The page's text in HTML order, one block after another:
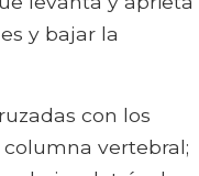
y bajar la
con los
vertebral;